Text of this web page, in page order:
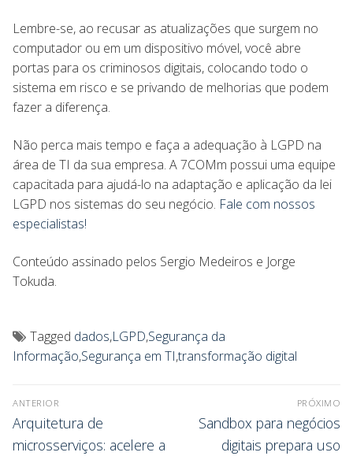
Lembre-se, ao recusar as atualizações que surgem no
computador ou em um dispositivo móvel, você abre
portas para os criminosos digitais, colocando todo o
sistema em risco e se privando de melhorias que podem
fazer a diferença.
Não perca mais tempo e faça a adequação à LGPD na
área de TI da sua empresa. A 7COMm possui uma equipe
capacitada para ajudá-lo na adaptação e aplicação da lei
LGPD nos sistemas do seu negócio. Fale com nossos
especialistas!
Conteúdo assinado pelos Sergio Medeiros e Jorge
Tokuda.
Tagged dados,LGPD,Segurança da
Informação,Segurança em TI,transformação digital
ANTERIOR
Arquitetura de
microsserviços: acelere a
PRÓXIMO
Sandbox para negócios
digitais prepara uso